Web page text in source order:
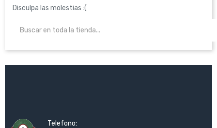
Disculpa las molestias :(
Telefono: